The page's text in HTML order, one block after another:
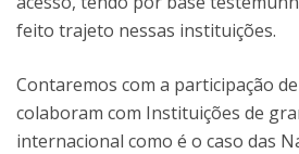
feito trajeto nessas instituições.
Contaremos com a participação
colaboram com Instituições de
internacional como é o caso das